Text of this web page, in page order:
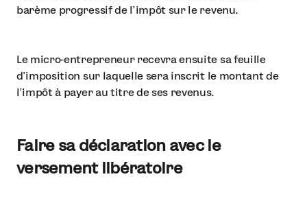
barème progressif de l’impôt sur le revenu.
Le micro-entrepreneur recevra ensuite sa feuille
d’imposition sur laquelle sera inscrit le montant de
l’impôt à payer au titre de ses revenus.
Faire sa déclaration avec le
versement libératoire